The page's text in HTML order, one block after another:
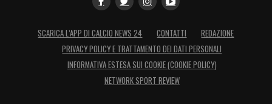
SCARICA L’APP DI CALCIO NEWS 24 CONTATTI
REDAZIONE
PRIVACY POLICY E TRATTAMENTO DEI DATI PERSONALI
INFORMATIVA ESTESA SUI COOKIE (COOKIE POLICY)
NETWORK SPORT REVIEW